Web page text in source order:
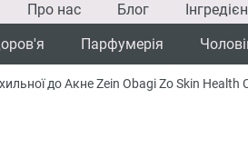
Про нас Блог
Парфумерія
до Акне Zein Obagi Zo Skin Health